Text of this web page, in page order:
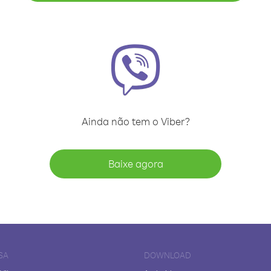
Ainda não tem o Viber?
Baixe agora
DOWNLOAD